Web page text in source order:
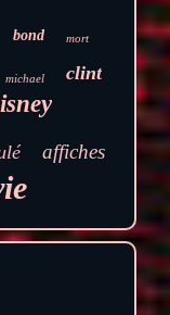
bond mort
michael clint
affiches